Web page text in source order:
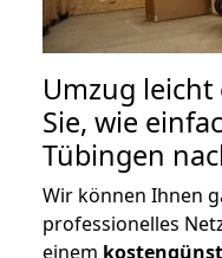
Umzug
Sie, wie
Tübingen
Wir können Ihnen
professionelles
einem